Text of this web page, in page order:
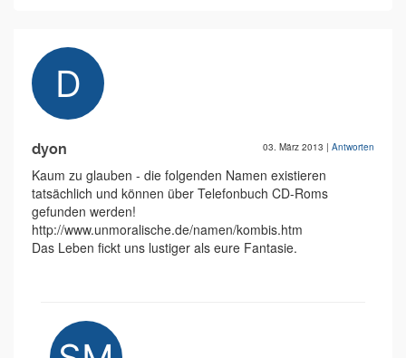
dyon 03. März 2013 | Antworten
Kaum zu glauben - die folgenden Namen existieren
tatsächlich und können über Telefonbuch CD-Roms
gefunden werden!
http://www.unmoralische.de/namen/kombis.htm
Das Leben fickt uns lustiger als eure Fantasie.